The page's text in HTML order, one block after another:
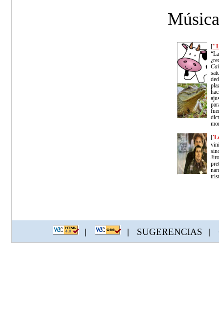
[
[
| | SUGERENCIAS |